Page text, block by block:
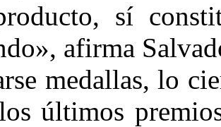
sí
afirma
medallas, lo
últimos